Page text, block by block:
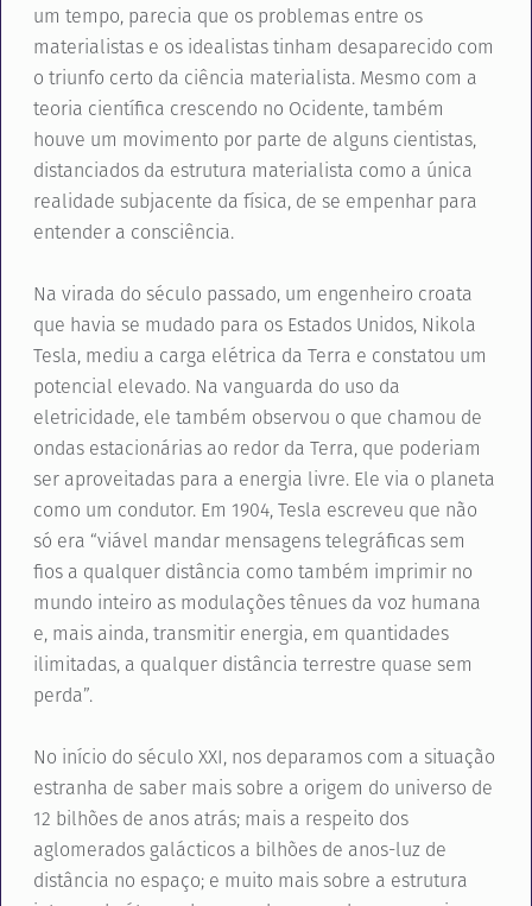
um tempo, parecia que os problemas entre os
materialistas e os idealistas tinham desaparecido com
o triunfo certo da ciência materialista. Mesmo com a
teoria científica crescendo no Ocidente, também
houve um movimento por parte de alguns cientistas,
distanciados da estrutura materialista como a única
realidade subjacente da física, de se empenhar para
entender a consciência.
Na virada do século passado, um engenheiro croata
que havia se mudado para os Estados Unidos, Nikola
Tesla, mediu a carga elétrica da Terra e constatou um
potencial elevado. Na vanguarda do uso da
eletricidade, ele também observou o que chamou de
ondas estacionárias ao redor da Terra, que poderiam
ser aproveitadas para a energia livre. Ele via o planeta
como um condutor. Em 1904, Tesla escreveu que não
só era “viável mandar mensagens telegráficas sem
fios a qualquer distância como também imprimir no
mundo inteiro as modulações tênues da voz humana
e, mais ainda, transmitir energia, em quantidades
ilimitadas, a qualquer distância terrestre quase sem
perda”.
No início do século XXI, nos deparamos com a situação
estranha de saber mais sobre a origem do universo de
12 bilhões de anos atrás; mais a respeito dos
aglomerados galácticos a bilhões de anos-luz de
distância no espaço; e muito mais sobre a estrutura